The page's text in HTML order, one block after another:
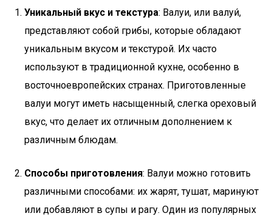
Уникальный вкус и текстура: Валуи, или валуи́,
представляют собой грибы, которые обладают
уникальным вкусом и текстурой. Их часто
используют в традиционной кухне, особенно в
восточноевропейских странах. Приготовленные
валуи могут иметь насыщенный, слегка ореховый
вкус, что делает их отличным дополнением к
различным блюдам.
Способы приготовления: Валуи можно готовить
различными способами: их жарят, тушат, маринуют
или добавляют в супы и рагу. Один из популярных